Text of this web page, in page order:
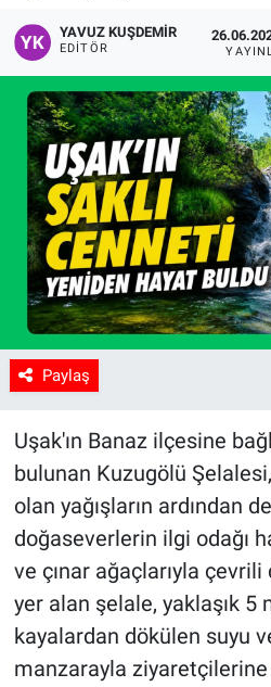
YAVUZ KUŞDEMIR
EDITÖR
Paylaş
Uşak'ın Banaz ilçesine
bulunan Kuzugölü
olan yağışların ardından
doğaseverlerin ilgi odağı
ve çınar ağaçlarıyla
yer alan şelale, yaklaşık
kayalardan dökülen suyu
manzarayla
Son Dakika
Spor
Uşak Haberleri